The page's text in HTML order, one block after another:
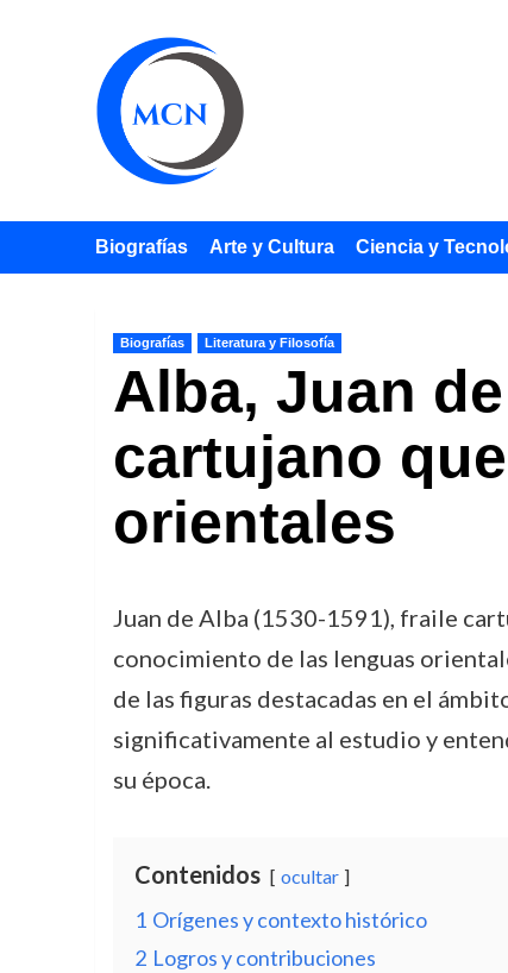
Biografías Arte y Cultura Ciencia y
Biografías Literatura y Filosofía
Alba, Juan
cartujano
orientales
Juan de Alba (1530-1591), fraile
conocimiento de las lenguas
de las figuras destacadas en el
significativamente al estudio y
su época.
Contenidos ocultar
1 Orígenes y contexto histórico
2 Logros y contribuciones